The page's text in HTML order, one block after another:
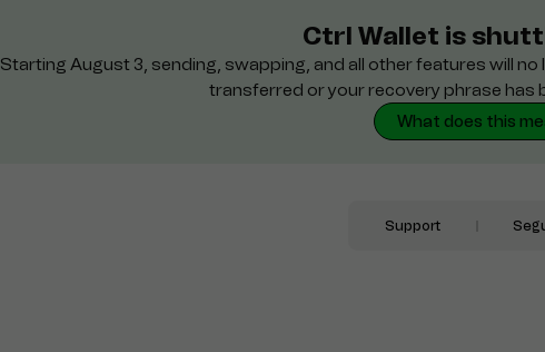
Ctrl Wallet is
Starting August 3, sending, swapping, and all other features will
transferred or your recovery phrase has
What does this
Support